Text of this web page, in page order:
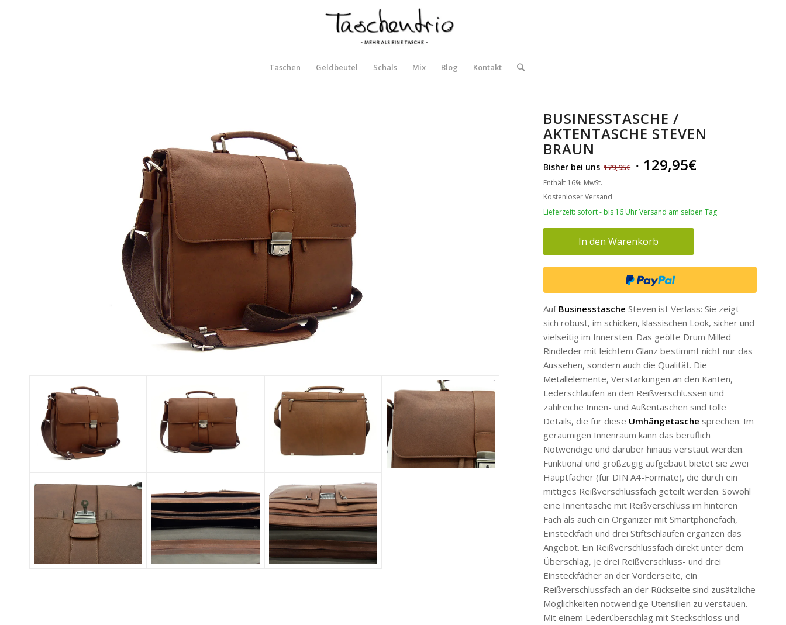
Taschen Geldbeutel Schals Mix Blog Kontakt
BUSINESSTASCHE /
AKTENTASCHE STEVEN
BRAUN
Bisher bei uns 179,95€ 129,95€
Enthält 16% MwSt.
Kostenloser Versand
Lieferzeit: sofort - bis 16 Uhr Versand am selben Tag
In den Warenkorb
Auf Businesstasche Steven ist Verlass: Sie zeigt
sich robust, im schicken, klassischen Look, sicher und
vielseitig im Innersten. Das geölte Drum Milled
Rindleder mit leichtem Glanz bestimmt nicht nur das
Aussehen, sondern auch die Qualität. Die
Metallelemente, Verstärkungen an den Kanten,
Lederschlaufen an den Reißverschlüssen und
zahlreiche Innen- und Außentaschen sind tolle
Details, die für diese Umhängetasche sprechen. Im
geräumigen Innenraum kann das beruflich
Notwendige und darüber hinaus verstaut werden.
Funktional und großzügig aufgebaut bietet sie zwei
Hauptfächer (für DIN A4-Formate), die durch ein
mittiges Reißverschlussfach geteilt werden. Sowohl
eine Innentasche mit Reißverschluss im hinteren
Fach als auch ein Organizer mit Smartphonefach,
Einsteckfach und drei Stiftschlaufen ergänzen das
Angebot. Ein Reißverschlussfach direkt unter dem
Überschlag, je drei Reißverschluss- und drei
Einsteckfächer an der Vorderseite, ein
Reißverschlussfach an der Rückseite sind zusätzliche
Möglichkeiten notwendige Utensilien zu verstauen.
Mit einem Lederüberschlag mit Steckschloss und